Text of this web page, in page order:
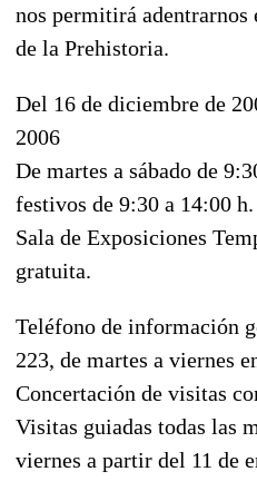
nos permitirá adentrarnos
de la Prehistoria.
Del 16 de diciembre de
2006
De martes a sábado de
festivos de 9:30 a 14:00 h.
Sala de Exposiciones
gratuita.
Teléfono de información
223, de martes a viernes
Concertación de visitas
Visitas guiadas todas las
viernes a partir del 11 de